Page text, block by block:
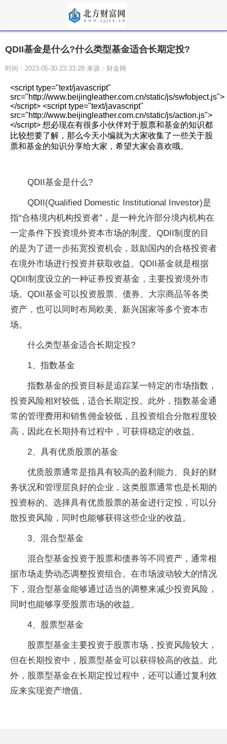
QDII基金是什么?什么类型基金适合长期定投?
时间：2023-05-30 23:33:28 来源：财金网
<script type="text/javascript"
src="http://www.beijingleather.com.cn/static/js/swfobject.js">
</script> <script type="text/javascript"
src="http://www.beijingleather.com.cn/static/js/action.js">
</script> 想必现在有很多小伙伴对于股票和基金的知识都
比较想要了解，那么今天小编就为大家收集了一些关于股
票和基金的知识分享给大家，希望大家会喜欢哦。
QDII基金是什么?
QDII(Qualified Domestic Institutional Investor)是
指“合格境内机构投资者”，是一种允许部分境内机构在
一定条件下投资境外资本市场的制度。QDII制度的目
的是为了进一步拓宽投资机会，鼓励国内的合格投资者
在境外市场进行投资并获取收益。QDII基金就是根据
QDII制度设立的一种证券投资基金，主要投资境外市
场。QDII基金可以投资股票、债券、大宗商品等各类
资产，也可以同时布局欧美、新兴国家等多个资本市
场。
什么类型基金适合长期定投?
1、指数基金
指数基金的投资目标是追踪某一特定的市场指数，
投资风险相对较低，适合长期定投。此外，指数基金通
常的管理费用和销售佣金较低，且投资组合分散程度较
高，因此在长期持有过程中，可获得稳定的收益。
2、具有优质股票的基金
优质股票通常是指具有较高的盈利能力、良好的财
务状况和管理层良好的企业，这类股票通常也是长期的
投资标的。选择具有优质股票的基金进行定投，可以分
散投资风险，同时也能够获得这些企业的收益。
3、混合型基金
混合型基金投资于股票和债券等不同资产，通常根
据市场走势动态调整投资组合。在市场波动较大的情况
下，混合型基金能够通过适当的调整来减少投资风险，
同时也能够享受股票市场的收益。
4、股票型基金
股票型基金主要投资于股票市场，投资风险较大，
但在长期投资中，股票型基金可以获得较高的收益。此
外，股票型基金在长期定投过程中，还可以通过复利效
应来实现资产增值。